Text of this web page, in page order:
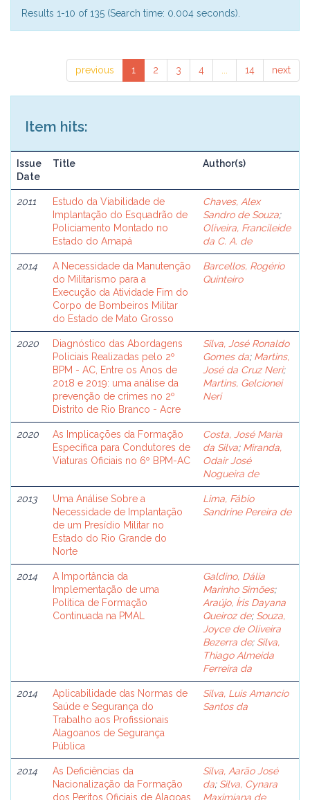
Results 1-10 of 135 (Search time: 0.004 seconds).
previous 1 2 3 4 14 next
Item hits:
Issue
Date
Title Author(s)
2011
Estudo da Viabilidade de
Implantação do Esquadrão de
Policiamento Montado no
Estado do Amapá
Chaves, Alex
Sandro de Souza;
Oliveira, Francileide
da C. A. de
2014
A Necessidade da Manutenção
do Militarismo para a
Execução da Atividade Fim do
Corpo de Bombeiros Militar
do Estado de Mato Grosso
Barcellos, Rogério
Quinteiro
2020
Diagnóstico das Abordagens
Policiais Realizadas pelo 2º
BPM - AC, Entre os Anos de
2018 e 2019: uma análise da
prevenção de crimes no 2º
Distrito de Rio Branco - Acre
Silva, José Ronaldo
Gomes da; Martins,
José da Cruz Neri;
Martins, Gelcionei
Neri
2020
As Implicações da Formação
Específica para Condutores de
Viaturas Oficiais no 6º BPM-AC
Costa, José Maria
da Silva; Miranda,
Odair José
Nogueira de
2013
Uma Análise Sobre a
Necessidade de Implantação
de um Presídio Militar no
Estado do Rio Grande do
Norte
Lima, Fábio
Sandrine Pereira de
2014
A Importância da
Implementação de uma
Política de Formação
Continuada na PMAL
Galdino, Dália
Marinho Simões;
Araújo, Íris Dayana
Queiroz de; Souza,
Joyce de Oliveira
Bezerra de; Silva,
Thiago Almeida
Ferreira da
2014
Aplicabilidade das Normas de
Saúde e Segurança do
Trabalho aos Profissionais
Alagoanos de Segurança
Pública
Silva, Luis Amancio
Santos da
2014
As Deficiências da
Nacionalização da Formação
dos Peritos Oficiais de Alagoas
Silva, Aarão José
da; Silva, Cynara
Maximiana de